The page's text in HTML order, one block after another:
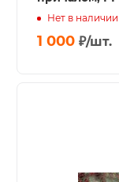
Нет в наличии
1 000 ₽/шт.